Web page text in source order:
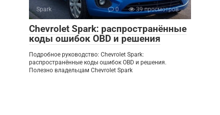
Spark 0 39 просмотров
Chevrolet Spark: распространённые
коды ошибок OBD и решения
Подробное руководство: Chevrolet Spark:
распространённые коды ошибок OBD и решения.
Полезно владельцам Chevrolet Spark